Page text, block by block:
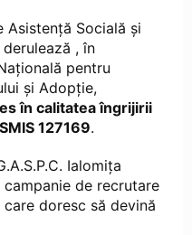
Socială şi
, în
pentru
și Adopție,
în calitatea îngrijirii
127169.
Ialomița
de recrutare
doresc să devină